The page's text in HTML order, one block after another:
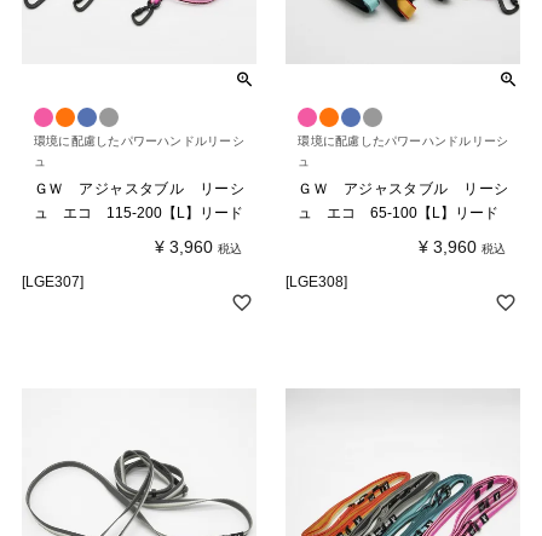
環境に配慮したパワーハンドルリーシ
ュ
ＧＷ アジャスタブル リーシ
ュ エコ 115-200【L】リード
¥ 3,960 税込
[LGE307]
環境に配慮したパワーハンドルリーシ
ュ
ＧＷ アジャスタブル リーシ
ュ エコ 65-100【L】リード
¥ 3,960 税込
[LGE308]